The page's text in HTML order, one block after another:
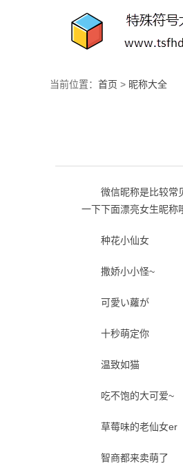
当前位置： 首页 > 昵称大全
微信昵称是比较常
一下下面漂亮女生昵称
种花小仙女
撒娇小小怪~
可愛い蘿が
十秒萌定你
温致如猫
吃不饱的大可爱~
草莓味的老仙女er
智商都来卖萌了